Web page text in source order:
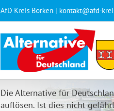
AfD Kreis Borken | kontakt@afd-
Die Alternative für
auflösen. Ist dies nicht